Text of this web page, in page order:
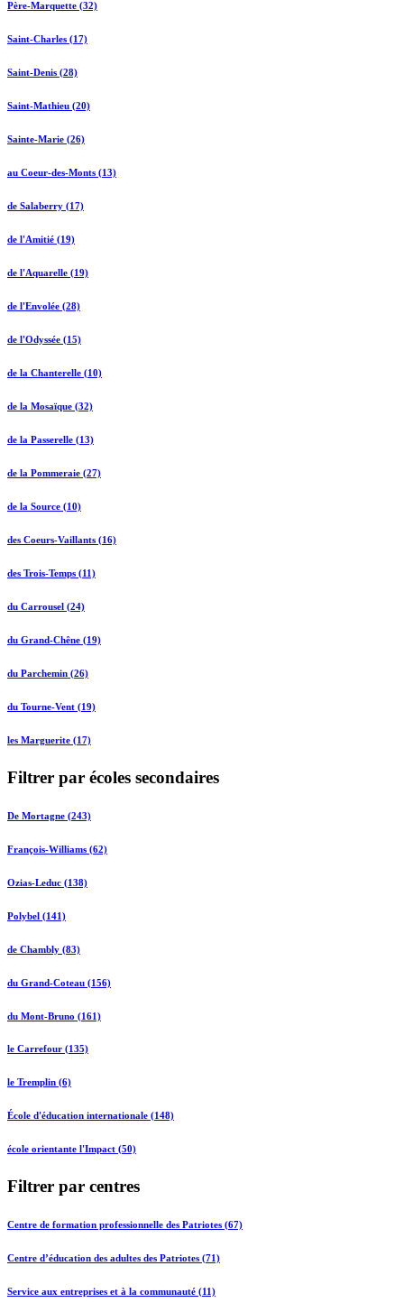
Père-Marquette (32)
Saint-Charles (17)
Saint-Denis (28)
Saint-Mathieu (20)
Sainte-Marie (26)
au Coeur-des-Monts (13)
de Salaberry (17)
de l'Amitié (19)
de l'Aquarelle (19)
de l'Envolée (28)
de l'Odyssée (15)
de la Chanterelle (10)
de la Mosaïque (32)
de la Passerelle (13)
de la Pommeraie (27)
de la Source (10)
des Coeurs-Vaillants (16)
des Trois-Temps (11)
du Carrousel (24)
du Grand-Chêne (19)
du Parchemin (26)
du Tourne-Vent (19)
les Marguerite (17)
Filtrer par écoles secondaires
De Mortagne (243)
François-Williams (62)
Ozias-Leduc (138)
Polybel (141)
de Chambly (83)
du Grand-Coteau (156)
du Mont-Bruno (161)
le Carrefour (135)
le Tremplin (6)
École d'éducation internationale (148)
école orientante l'Impact (50)
Filtrer par centres
Centre de formation professionnelle des Patriotes (67)
Centre d’éducation des adultes des Patriotes (71)
Service aux entreprises et à la communauté (11)